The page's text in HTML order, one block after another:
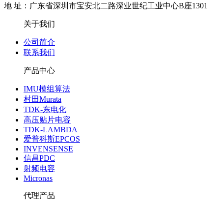
地 址：广东省深圳市宝安北二路深业世纪工业中心B座1301
关于我们
公司简介
联系我们
产品中心
IMU模组算法
村田Murata
TDK-东电化
高压贴片电容
TDK-LAMBDA
爱普科斯EPCOS
INVENSENSE
信昌PDC
射频电容
Micronas
代理产品